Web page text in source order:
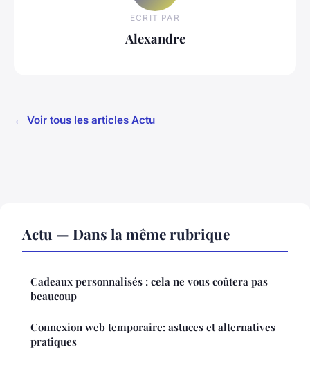
ECRIT PAR
Alexandre
← Voir tous les articles Actu
Actu — Dans la même rubrique
Cadeaux personnalisés : cela ne vous coûtera pas
beaucoup
Connexion web temporaire: astuces et alternatives
pratiques